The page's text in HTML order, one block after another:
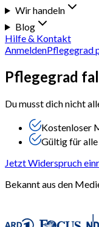
Wir handeln
Blog
Hilfe & Kontakt
AnmeldenPflegegrad
Pflegegrad
Du musst dich nicht
Kostenloser
Gültig für
Jetzt Widerspruch
Bekannt aus den